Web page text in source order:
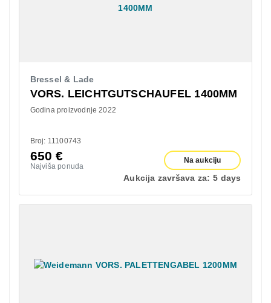
Bressel & Lade
VORS. LEICHTGUTSCHAUFEL 1400MM
Godina proizvodnje 2022
Broj: 11100743
650€
Najviša ponuda
Na aukciju
Aukcija završava za: 5 days